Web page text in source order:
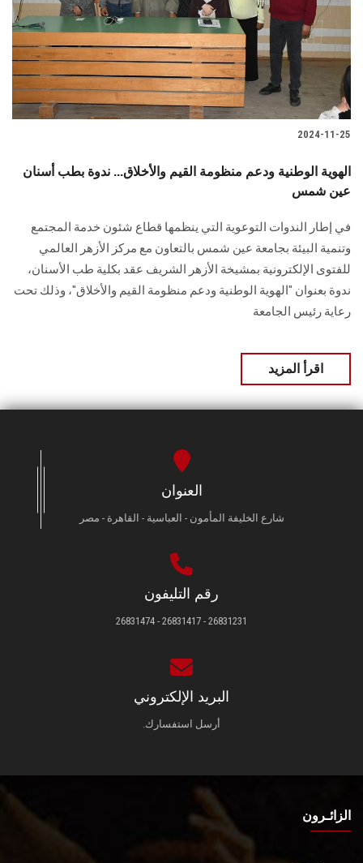
الطلاب
هيئة التدريس
الدراسات العليا
الزائـرون
سجل الان
2024-11-25
الهوية الوطنية ودعم منظومة القيم والأخلاق... ندوة بطب أسنان
عين شمس
في إطار الندوات التوعوية التي ينظمها قطاع شئون خدمة المجتمع
وتنمية البيئة بجامعة ‏عين شمس بالتعاون مع مركز الأزهر العالمي
للفتوى الإلكترونية بمشيخة الأزهر الشريف عقد ‏بكلية طب الأسنان،
ندوة بعنوان "الهوية الوطنية ودعم منظومة القيم والأخلاق"، وذلك تحت
‏رعاية رئيس الجامعة ‏
اقرأ المزيد
العنوان
شارع الخليفة المأمون - العباسية - القاهرة - مصر
رقم التليفون
26831231 - 26831417 - 26831474
البريد الإلكتروني
أرسل استفسارك.
الزائـرون